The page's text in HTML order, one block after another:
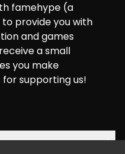
famehype (a
to provide you with
and games
a small
you make
supporting us!